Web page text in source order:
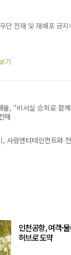
단 전재 및 재배포 금지
기
율, “비서실 승희로 함
해
, 사람엔터테인먼트와
인천공항, 여객·
허브로 도약